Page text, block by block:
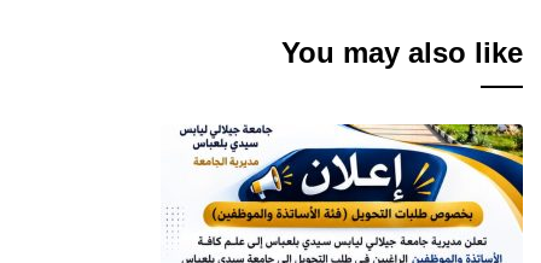
You may also like